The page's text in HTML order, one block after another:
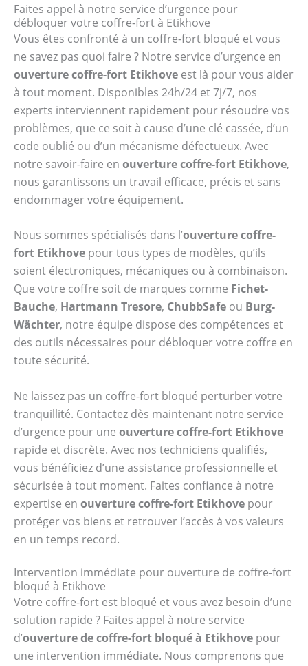
Faites appel à notre service d’urgence pour
débloquer votre coffre-fort à Etikhove
Vous êtes confronté à un coffre-fort bloqué et vous
ne savez pas quoi faire ? Notre service d’urgence en
ouverture coffre-fort Etikhove est là pour vous aider
à tout moment. Disponibles 24h/24 et 7j/7, nos
experts interviennent rapidement pour résoudre vos
problèmes, que ce soit à cause d’une clé cassée, d’un
code oublié ou d’un mécanisme défectueux. Avec
notre savoir-faire en ouverture coffre-fort Etikhove,
nous garantissons un travail efficace, précis et sans
endommager votre équipement.
Nous sommes spécialisés dans l’ouverture coffre-
fort Etikhove pour tous types de modèles, qu’ils
soient électroniques, mécaniques ou à combinaison.
Que votre coffre soit de marques comme Fichet-
Bauche, Hartmann Tresore, ChubbSafe ou Burg-
Wächter, notre équipe dispose des compétences et
des outils nécessaires pour débloquer votre coffre en
toute sécurité.
Ne laissez pas un coffre-fort bloqué perturber votre
tranquillité. Contactez dès maintenant notre service
d’urgence pour une ouverture coffre-fort Etikhove
rapide et discrète. Avec nos techniciens qualifiés,
vous bénéficiez d’une assistance professionnelle et
sécurisée à tout moment. Faites confiance à notre
expertise en ouverture coffre-fort Etikhove pour
protéger vos biens et retrouver l’accès à vos valeurs
en un temps record.
Intervention immédiate pour ouverture de coffre-fort
bloqué à Etikhove
Votre coffre-fort est bloqué et vous avez besoin d’une
solution rapide ? Faites appel à notre service
d’ouverture de coffre-fort bloqué à Etikhove pour
une intervention immédiate. Nous comprenons que